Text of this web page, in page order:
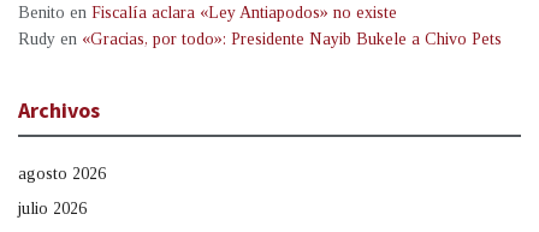
Benito en Fiscalía aclara «Ley Antiapodos» no existe
Rudy en «Gracias, por todo»: Presidente Nayib Bukele a Chivo Pets
Archivos
agosto 2026
julio 2026